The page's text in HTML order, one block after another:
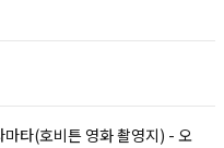
타(호비튼 영화 촬영지) - 오